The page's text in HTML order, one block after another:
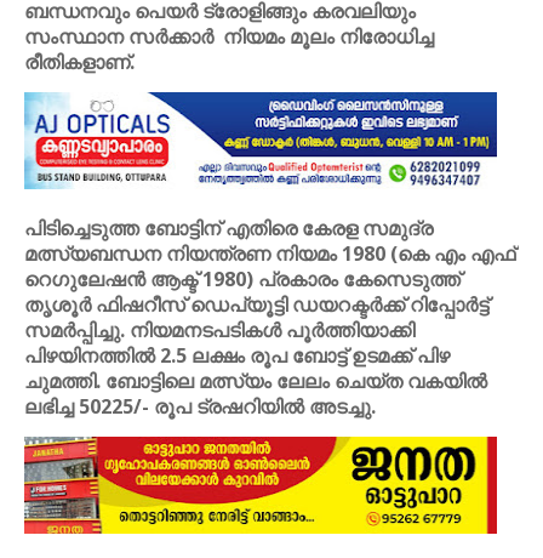
ബന്ധനവും പെയർ ട്രോളിങ്ങും കരവലിയും
സംസ്ഥാന സർക്കാർ നിയമം മൂലം നിരോധിച്ച
രീതികളാണ്.
പിടിച്ചെടുത്ത ബോട്ടിന് എതിരെ കേരള സമുദ്ര
മത്സ്യബന്ധന നിയന്ത്രണ നിയമം 1980 (കെ എം എഫ്
റെഗുലേഷൻ ആക്ട് 1980) പ്രകാരം കേസെടുത്ത്
തൃശൂർ ഫിഷറീസ് ഡെപ്യൂട്ടി ഡയറക്ടർക്ക് റിപ്പോർട്ട്
സമർപ്പിച്ചു. നിയമനടപടികൾ പൂർത്തിയാക്കി
പിഴയിനത്തിൽ 2.5 ലക്ഷം രൂപ ബോട്ട് ഉടമക്ക് പിഴ
ചുമത്തി. ബോട്ടിലെ മത്സ്യം ലേലം ചെയ്ത വകയിൽ
ലഭിച്ച 50225/- രൂപ ട്രഷറിയിൽ അടച്ചു.